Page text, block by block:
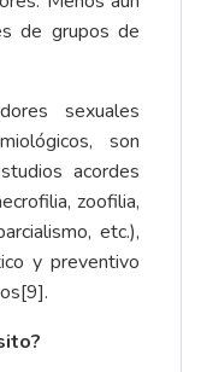
de grupos de
sexuales
son
acordes
zoofilia,
etc.),
y preventivo
[9].